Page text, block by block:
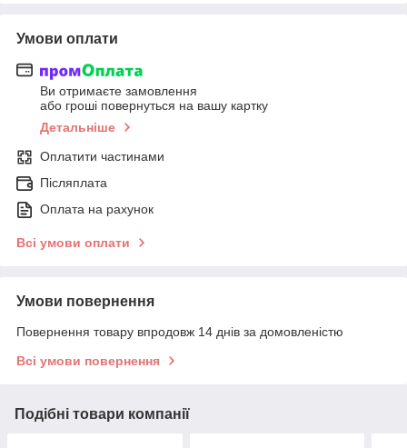
Умови оплати
Ви отримаєте замовлення
або гроші повернуться на вашу картку
Детальніше
Оплатити частинами
Післяплата
Оплата на рахунок
Всі умови оплати
Умови повернення
Повернення товару впродовж 14 днів за домовленістю
Всі умови повернення
Подібні товари компанії